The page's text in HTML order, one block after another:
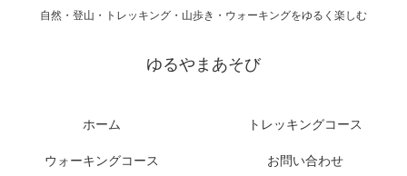
自然・登山・トレッキング・山歩き・ウォーキングをゆるく楽しむ
ゆるやまあそび
ホーム トレッキングコース
ウォーキングコース お問い合わせ